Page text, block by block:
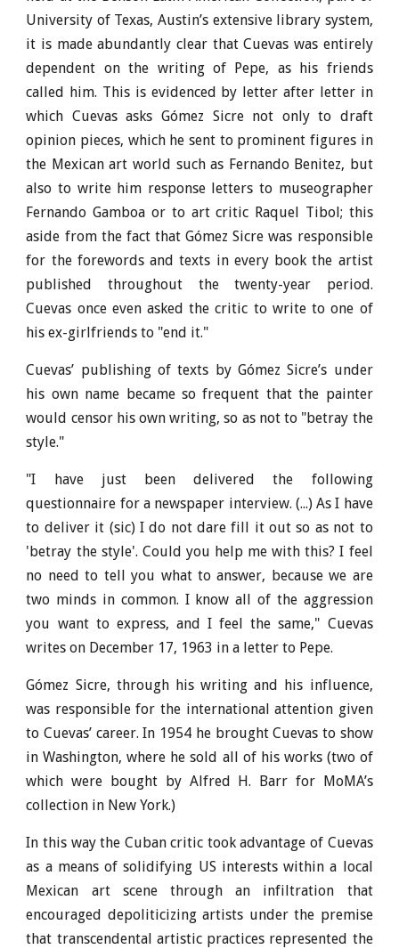
University of Texas, Austin’s extensive library system,
it is made abundantly clear that Cuevas was entirely
dependent on the writing of Pepe, as his friends
called him. This is evidenced by letter after letter in
which Cuevas asks Gómez Sicre not only to draft
opinion pieces, which he sent to prominent figures in
the Mexican art world such as Fernando Benitez, but
also to write him response letters to museographer
Fernando Gamboa or to art critic Raquel Tibol; this
aside from the fact that Gómez Sicre was responsible
for the forewords and texts in every book the artist
published throughout the twenty-year period.
Cuevas once even asked the critic to write to one of
his ex-girlfriends to "end it."
Cuevas’ publishing of texts by Gómez Sicre’s under
his own name became so frequent that the painter
would censor his own writing, so as not to "betray the
style."
"I have just been delivered the following
questionnaire for a newspaper interview. (...) As I have
to deliver it (sic) I do not dare fill it out so as not to
'betray the style'. Could you help me with this? I feel
no need to tell you what to answer, because we are
two minds in common. I know all of the aggression
you want to express, and I feel the same," Cuevas
writes on December 17, 1963 in a letter to Pepe.
Gómez Sicre, through his writing and his influence,
was responsible for the international attention given
to Cuevas’ career. In 1954 he brought Cuevas to show
in Washington, where he sold all of his works (two of
which were bought by Alfred H. Barr for MoMA’s
collection in New York.)
In this way the Cuban critic took advantage of Cuevas
as a means of solidifying US interests within a local
Mexican art scene through an infiltration that
encouraged depoliticizing artists under the premise
that transcendental artistic practices represented the